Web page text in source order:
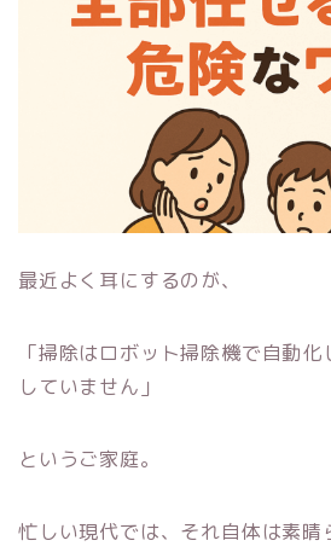
最近よく耳にするのが、
「掃除はロボット掃除機で自動
していません」
というご家庭。
忙しい現代では、それ自体は素晴